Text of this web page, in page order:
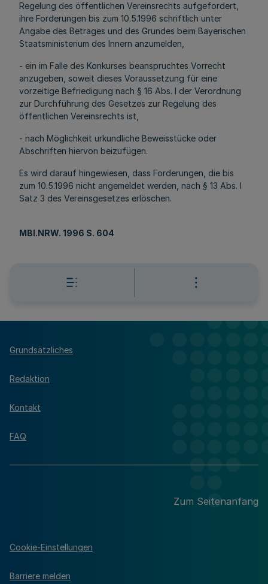
Regelung des öffentlichen Vereinsrechts aufgefordert,
ihre Forderungen bis zum 10.5.1996 schriftlich unter
Angabe des Betrages und des Grundes beim Bayerischen
Staatsministerium des Innern anzumelden,
- ein im Falle des Konkurses beanspruchtes Vorrecht
anzugeben, soweit dieses Voraussetzung für eine
vorzeitige Befriedigung nach § 16 Abs. l der Verordnung
zur Durchführung des Gesetzes zur Regelung des
öffentlichen Vereinsrechts ist,
- nach Möglichkeit urkundliche Beweisstücke oder
Abschriften hiervon beizufügen.
Es wird darauf hingewiesen, dass Forderungen, die bis
zum 10.5.1996 nicht angemeldet werden, nach § 13 Abs. l
Satz 3 des Vereinsgesetzes erlöschen.
MBl.NRW. 1996 S. 604
Grundsätzliches
Redaktion
Kontakt
FAQ
Zum Seitenanfang
Cookie-Einstellungen
Barriere melden